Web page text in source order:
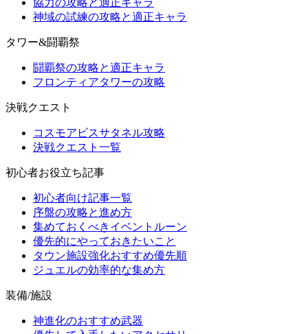
協力の攻略と適正キャラ
神域の試練の攻略と適正キャラ
タワー&闘覇祭
闘覇祭の攻略と適正キャラ
フロンティアタワーの攻略
決戦クエスト
コスモアビスサタネル攻略
決戦クエスト一覧
初心者お役立ち記事
初心者向け記事一覧
序盤の攻略と進め方
集めておくべきイベントルーン
優先的にやっておきたいこと
タウン施設強化おすすめ優先順
ジュエルの効率的な集め方
装備/施設
神進化のおすすめ武器